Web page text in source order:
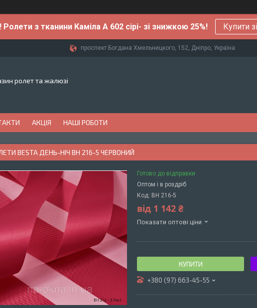
Ролети з тканини Каміла А 602 сірі- зі знижкою 25%! Купити
проспект Богдана Хмельницкого, 152, Дніпро, Україна
ролет та жалюзі
АКЦІЯ НАШІ РОБОТИ
BESTA ДЕНЬ-НІЧ BН 216-5 ЧЕРВОНИЙ
Готово до відправки
Оптом і в роздріб
Код: BН 216-5
від 1 142 ₴
Показати оптові ціни
КУПИТИ
+380 (97) 663-45-55